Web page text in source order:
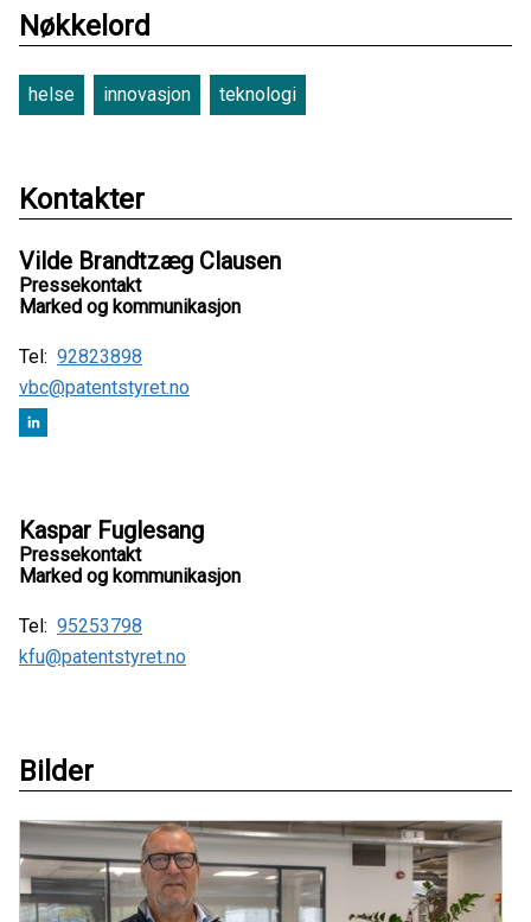
Nøkkelord
helse innovasjon teknologi
Kontakter
Vilde Brandtzæg Clausen
Pressekontakt
Marked og kommunikasjon
Tel: 92823898
vbc@patentstyret.no
Kaspar Fuglesang
Pressekontakt
Marked og kommunikasjon
Tel: 95253798
kfu@patentstyret.no
Bilder